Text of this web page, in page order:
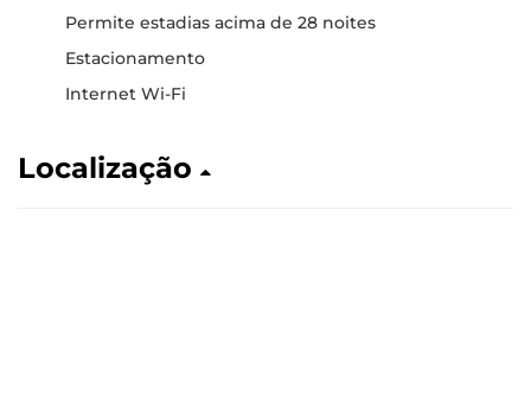
Permite estadias acima de 28 noites
Estacionamento
Internet Wi-Fi
Localização